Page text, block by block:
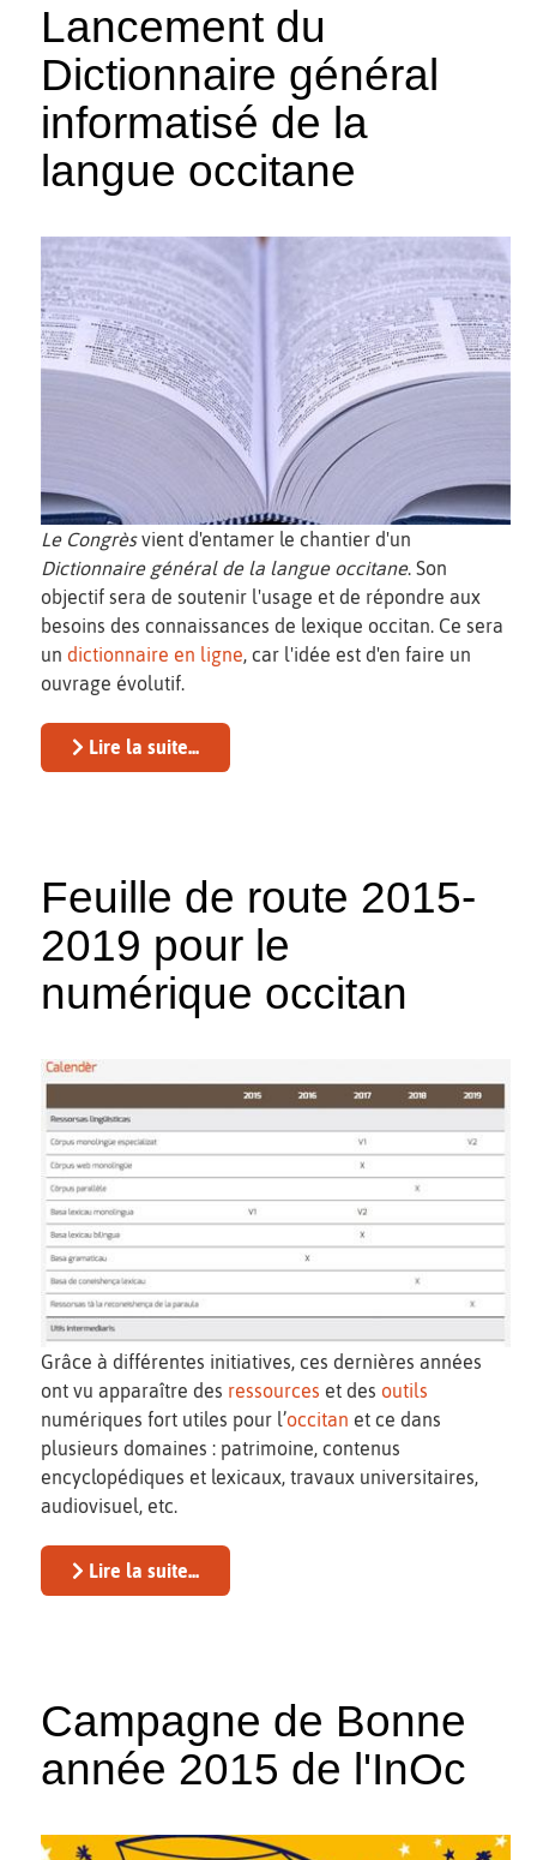
Lancement du
Dictionnaire général
informatisé de la
langue occitane
Le Congrèsvient d'entamer le chantier d'un
Dictionnaire général de la langue occitane. Son
objectif sera de soutenir l'usage et de répondre aux
besoins des connaissances de lexique occitan. Ce sera
un dictionnaire en ligne, car l'idée est d'en faire un
ouvrage évolutif.
Lire la suite...
Feuille de route 2015-
2019 pour le
numérique occitan
Grâce à différentes initiatives, ces dernières années
ont vu apparaître des ressources et des outils
numériques fort utiles pour l’occitan et ce dans
plusieurs domaines : patrimoine, contenus
encyclopédiques et lexicaux, travaux universitaires,
audiovisuel, etc.
Lire la suite...
Campagne de Bonne
année 2015 de l'InOc